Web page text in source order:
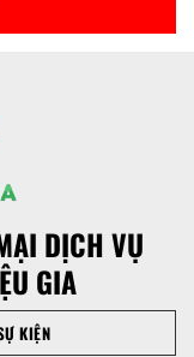
DỊCH VỤ
GIA
KIỆN